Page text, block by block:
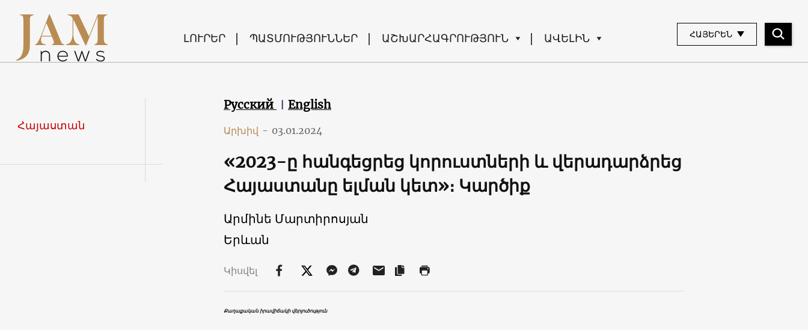
ԼՈՒՐԵՐ ՊԱՏՄՈՒԹՅՈՒՆՆԵՐ ԱՇԽԱՐՀԱԳՐՈՒԹՅՈՒՆ ԱՎԵԼԻՆ ՀԱՅԵՐԵՆ
Հայաստան
Русский English
Արխիվ - 03.01.2024
«2023-ը հանգեցրեց կորուստների և վերադարձրեց
Հայաստանը ելման կետ»։ Կարծիք
Արմինե Մարտիրոսյան
Երևան
Կիսվել
Քաղաքական իրավիճակի վերլուծություն